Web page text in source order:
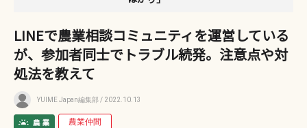
LINEで農業相談コミュニティを運営している
が、参加者同士でトラブル続発。注意点や対
処法を教えて
YUIME Japan編集部 / 2022.10.13
農業仲間